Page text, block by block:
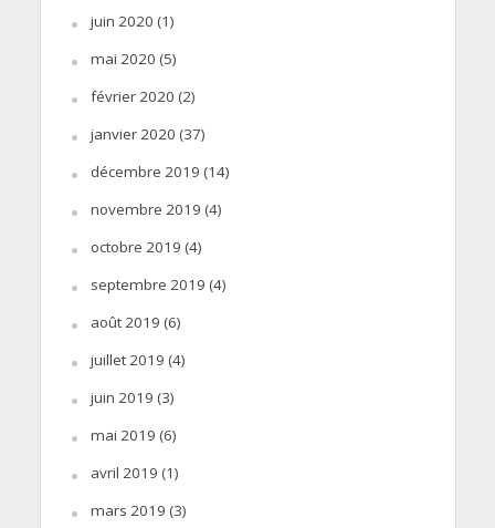
juin 2020 (1)
mai 2020 (5)
février 2020 (2)
janvier 2020 (37)
décembre 2019 (14)
novembre 2019 (4)
octobre 2019 (4)
septembre 2019 (4)
août 2019 (6)
juillet 2019 (4)
juin 2019 (3)
mai 2019 (6)
avril 2019 (1)
mars 2019 (3)